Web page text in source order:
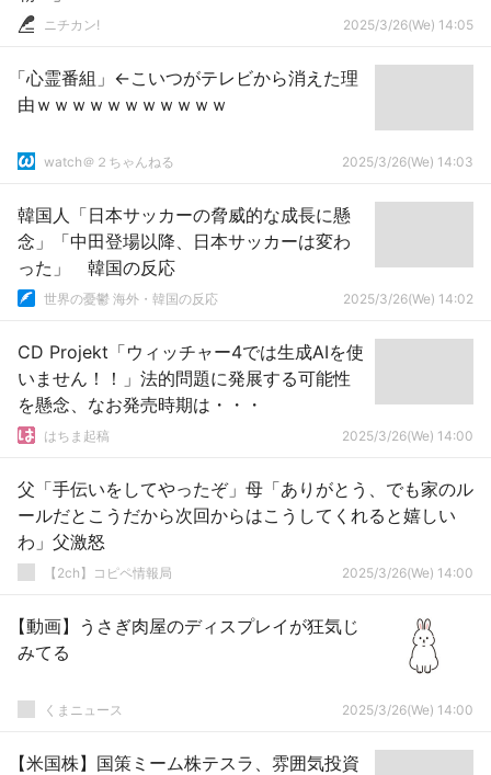
ニチカン! 2025/3/26(We) 14:05
「心霊番組」←こいつがテレビから消えた理
由ｗｗｗｗｗｗｗｗｗｗｗ
watch＠２ちゃんねる 2025/3/26(We) 14:03
韓国人「日本サッカーの脅威的な成長に懸
念」「中田登場以降、日本サッカーは変わ
った」 韓国の反応
世界の憂鬱 海外・韓国の反応 2025/3/26(We) 14:02
CD Projekt「ウィッチャー4では生成AIを使
いません！！」法的問題に発展する可能性
を懸念、なお発売時期は・・・
はちま起稿 2025/3/26(We) 14:00
父「手伝いをしてやったぞ」母「ありがとう、でも家のル
ールだとこうだから次回からはこうしてくれると嬉しい
わ」父激怒
【2ch】コピペ情報局 2025/3/26(We) 14:00
【動画】うさぎ肉屋のディスプレイが狂気じ
みてる
くまニュース 2025/3/26(We) 14:00
【米国株】国策ミーム株テスラ、雰囲気投資